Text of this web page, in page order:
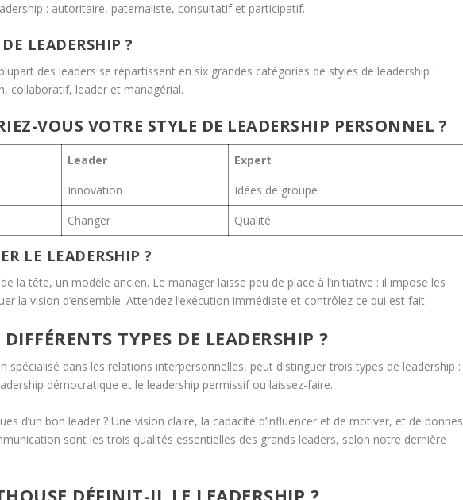
: autoritaire, paternaliste, consultatif et participatif.
LEADERSHIP ?
plupart des leaders se répartissent en six grandes catégories de styles de leadership :
collaboratif, leader et managérial.
VOUS VOTRE STYLE DE LEADERSHIP PERSONNEL ?
Leader
Expert
Innovation
Idées de groupe
Changer Qualité
LE LEADERSHIP ?
la tête, un modèle ancien. Le manager laisse peu de place à l’initiative : il impose les
la vision d’ensemble. Attendez l’exécution immédiate et contrôlez ce qui est fait.
TYPES DE LEADERSHIP ?
spécialisé dans les relations interpersonnelles, peut distinguer trois types de leadership :
démocratique et le leadership permissif ou laissez-faire.
d’un bon leader ? Une vision claire, la capacité d’influencer et de motiver, et de bonnes
sont les trois qualités essentielles des grands leaders, selon notre dernière